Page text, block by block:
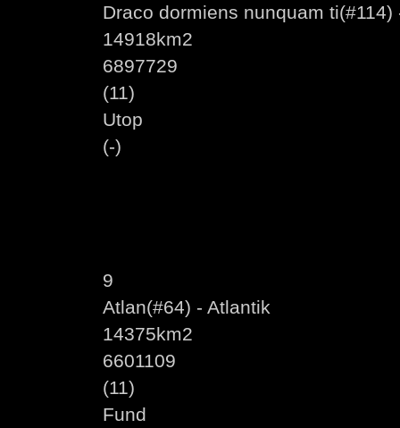
Draco dormiens nunquam ti(#114)
14918km2
6897729
(11)
Utop
(-)
9
Atlan(#64) - Atlantik
14375km2
6601109
(11)
Fund